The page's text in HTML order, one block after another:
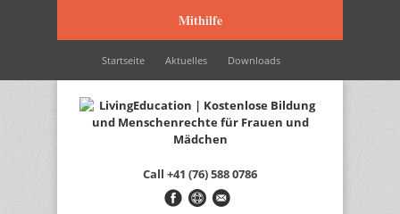
Mithilfe
Startseite Aktuelles Downloads
Wir werden unterstützt durch… Kontakt Italiano
Français English
Call +41 (76) 588 0786